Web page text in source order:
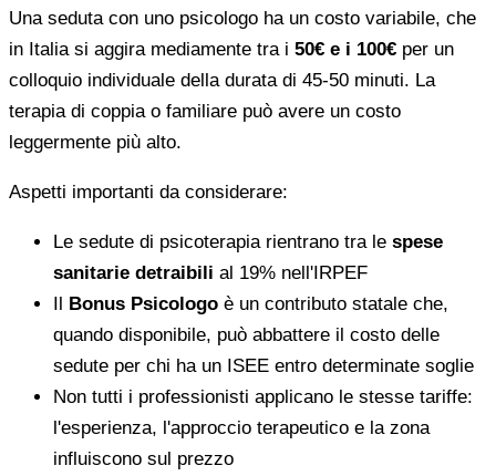
Una seduta con uno psicologo ha un costo variabile, che
in Italia si aggira mediamente tra i 50€ e i 100€ per un
colloquio individuale della durata di 45-50 minuti. La
terapia di coppia o familiare può avere un costo
leggermente più alto.
Aspetti importanti da considerare:
Le sedute di psicoterapia rientrano tra le spese
sanitarie detraibili al 19% nell'IRPEF
Il Bonus Psicologo è un contributo statale che,
quando disponibile, può abbattere il costo delle
sedute per chi ha un ISEE entro determinate soglie
Non tutti i professionisti applicano le stesse tariffe:
l'esperienza, l'approccio terapeutico e la zona
influiscono sul prezzo